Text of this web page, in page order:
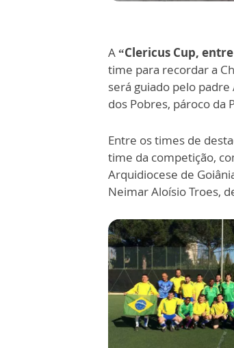
A“Clericus Cup,
time para recordar a
será guiado pelo
dos Pobres, pároco da
Entre os times de
time da competição,
Arquidiocese de
Neimar Aloísio Troes,